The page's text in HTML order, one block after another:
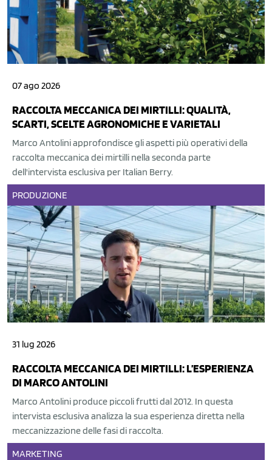
07 ago 2026
RACCOLTA MECCANICA DEI MIRTILLI: QUALITÀ,
SCARTI, SCELTE AGRONOMICHE E VARIETALI
Marco Antolini approfondisce gli aspetti più operativi della
raccolta meccanica dei mirtilli nella seconda parte
dell'intervista esclusiva per Italian Berry.
PRODUZIONE
31 lug 2026
RACCOLTA MECCANICA DEI MIRTILLI: L’ESPERIENZA
DI MARCO ANTOLINI
Marco Antolini produce piccoli frutti dal 2012. In questa
intervista esclusiva analizza la sua esperienza diretta nella
meccanizzazione delle fasi di raccolta.
MARKETING